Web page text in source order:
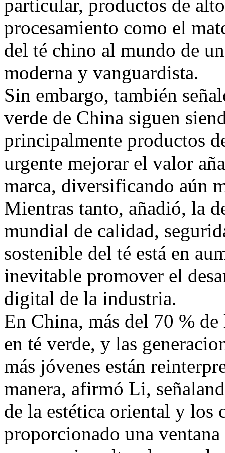
particular, productos de alto
procesamiento como el
del té chino al mundo de
moderna y vanguardista.
Sin embargo, también
verde de China siguen
principalmente productos
urgente mejorar el valor
marca, diversificando aún
Mientras tanto, añadió, la
mundial de calidad,
sostenible del té está en
inevitable promover el
digital de la industria.
En China, más del 70 % de
en té verde, y las
más jóvenes están
manera, afirmó Li,
de la estética oriental y los
proporcionado una ventana